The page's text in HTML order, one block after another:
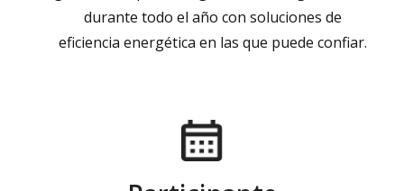
durante todo el año con soluciones de
eficiencia energética en las que puede confiar.